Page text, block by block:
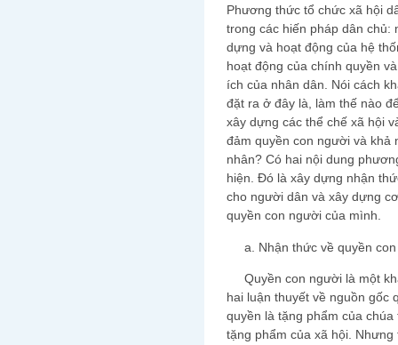
Phương thức tổ chức xã hội
trong các hiến pháp dân chủ:
dựng và hoạt động của hệ
hoạt động của chính quyền
ích của nhân dân. Nói cách
đặt ra ở đây là, làm thế nào
xây dựng các thể chế xã hội
đảm quyền con người và khả
nhân? Có hai nội dung
hiện. Đó là xây dựng nhận
cho người dân và xây dựng
quyền con người của mình.
a. Nhận thức về quyền con
Quyền con người là một
hai luận thuyết về nguồn gốc
quyền là tặng phẩm của
tặng phẩm của xã hội.